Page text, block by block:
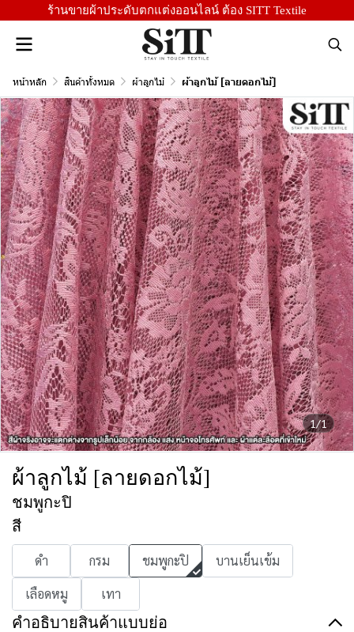
ร้านขายผ้าประดับตกแต่งออนไลน์ ต้อง SITT Textile
หน้าหลัก สินค้าทั้งหมด ผ้าลูกไม้ ผ้าลูกไม้ [ลายดอกไม้]
1/1
ผ้าลูกไม้ [ลายดอกไม้]
ชมพูกะปิ
สี
ดำ กรม ชมพูกะปิ
บานเย็นเข้ม
เลือดหมู
เทา
คำอธิบายสินค้าแบบย่อ